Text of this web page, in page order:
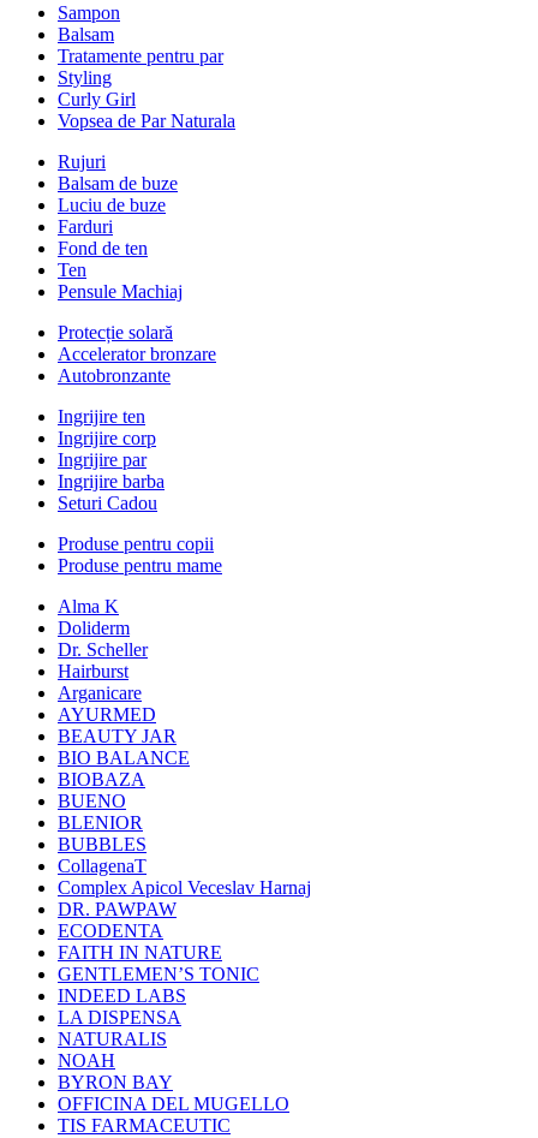
Sampon
Balsam
Tratamente pentru par
Styling
Curly Girl
Vopsea de Par Naturala
Rujuri
Balsam de buze
Luciu de buze
Farduri
Fond de ten
Ten
Pensule Machiaj
Protecție solară
Accelerator bronzare
Autobronzante
Ingrijire ten
Ingrijire corp
Ingrijire par
Ingrijire barba
Seturi Cadou
Produse pentru copii
Produse pentru mame
Alma K
Doliderm
Dr. Scheller
Hairburst
Arganicare
AYURMED
BEAUTY JAR
BIO BALANCE
BIOBAZA
BUENO
BLENIOR
BUBBLES
CollagenaT
Complex Apicol Veceslav Harnaj
DR. PAWPAW
ECODENTA
FAITH IN NATURE
GENTLEMEN’S TONIC
INDEED LABS
LA DISPENSA
NATURALIS
NOAH
BYRON BAY
OFFICINA DEL MUGELLO
TIS FARMACEUTIC